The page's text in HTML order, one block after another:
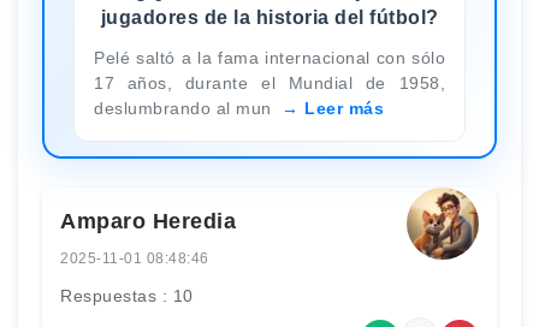
jugadores de la historia del fútbol?
Pelé saltó a la fama internacional con sólo
17 años, durante el Mundial de 1958,
deslumbrando al mun
Leer más
Amparo Heredia
2025-11-01 08:48:46
Respuestas : 10